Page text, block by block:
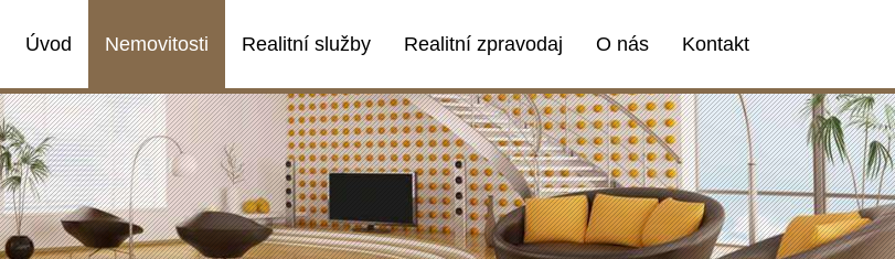
Úvod Nemovitosti Realitní služby Realitní zpravodaj O nás Kontakt